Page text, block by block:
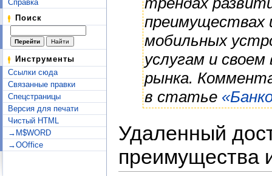
Справка
Поиск
Инструменты
Ссылки сюда
Связанные правки
Спецстраницы
Версия для печати
Чистый HTML
→M$WORD
→OOffice
преимуществах
мобильных
услугам и своем
рынка.
в статье
Удаленный
преимущества